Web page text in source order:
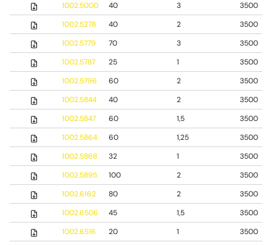
1002.5000
40 3
3500
1002.5278
40 2
3500
1002.5779
70 3
3500
1002.5787
25 1
3500
1002.5796
60 2
3500
1002.5844
40 2
3500
1002.5847
60 1,5
3500
1002.5864
60 1,25
3500
1002.5868
32 1
3500
1002.5895
100 2
3500
1002.6162
80 2
3500
1002.6506
45 1,5
3500
1002.6516
20 1
3500